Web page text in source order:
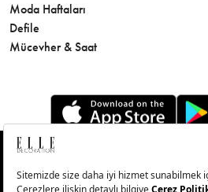
Moda Haftaları
Defile
Mücevher & Saat